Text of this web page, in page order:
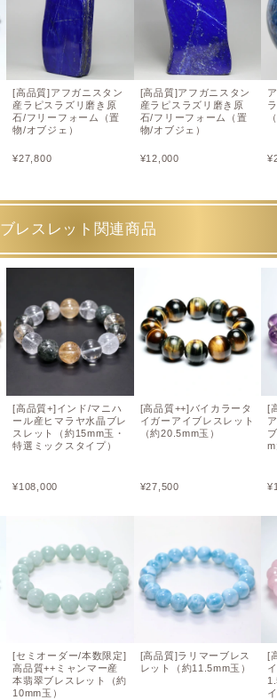
[高品質]アフガニスタン
産ラピスラズリ磨き原
石/フリーフォーム（置
物/オブジェ）
¥27,800
[高品質]アフガニスタン
産ラピスラズリ磨き原
石/フリーフォーム（置
物/オブジェ）
¥12,000 ¥
ブレスレット関連商品
[高品質+]インド/マニハ
ール産ヒマラヤ水晶ブレ
スレット（約15mm玉・
特選ミックスタイプ）
¥108,000
[セミオーダー/本数限定]
高品質++ミャンマー産
本翡翠ブレスレット（約
10mm玉）
[高品質++]バイカラータ
イガーアイブレスレット
（約20.5mm玉）
¥27,500
[高品質]ラリマーブレス
レット（約11.5mm玉）
[
¥
[